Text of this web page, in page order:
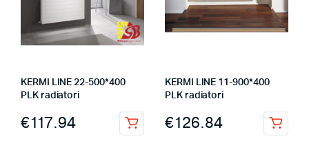
KERMI LINE 22-500*400
PLK radiatori
€117.94
KERMI LINE 11-900*400
PLK radiatori
€126.84